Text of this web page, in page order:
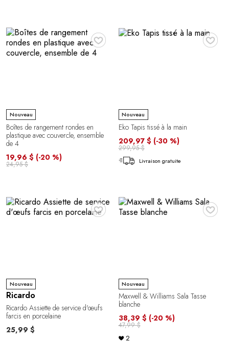
♥
Nouveau
Boîtes de rangement rondes en
plastique avec couvercle, ensemble
de 4
19,96 $ (-20 %)
24,95 $
♥
Nouveau
Eko Tapis tissé à la main
209,97 $ (-30 %)
299,95 $
Livraison gratuite
♥
Nouveau
Ricardo
Ricardo Assiette de service d'œufs
farcis en porcelaine
25,99 $
♥
Nouveau
Maxwell & Williams Sala Tasse
blanche
38,39 $ (-20 %)
47,99 $
2